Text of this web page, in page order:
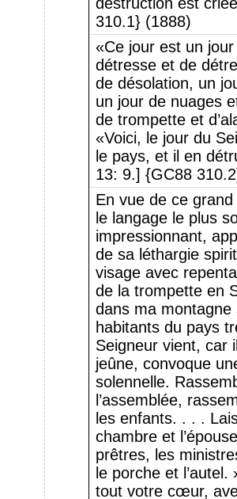
310.1} (1888)
«Ce jour est un
détresse et de
de désolation, un
un jour de nuages
de trompette et
«Voici, le jour du
le pays, et il en
13: 9.] {GC88
En vue de ce
le langage le plus
impressionnant,
de sa léthargie
visage avec
de la trompette en
dans ma
habitants du pays
Seigneur vient, car
jeûne, convoque
solennelle.
l’assemblée,
les enfants. . . .
chambre et
prêtres, les
le porche et
tout votre cœur,